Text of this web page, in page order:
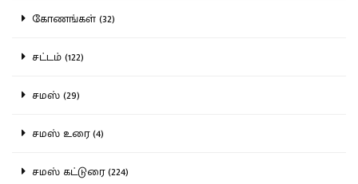
கோணங்கள் (32)
சட்டம் (122)
சமஸ் (29)
சமஸ் உரை (4)
சமஸ் கட்டுரை (224)